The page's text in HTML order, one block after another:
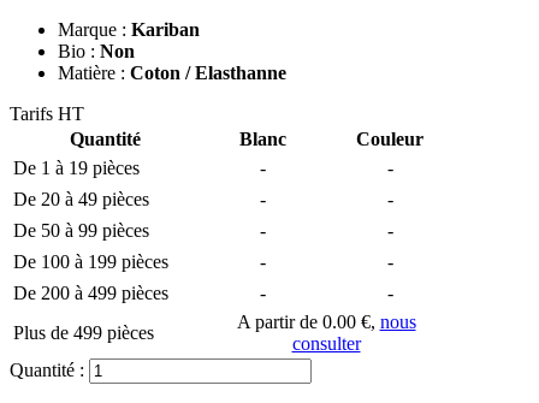
Marque : Kariban
Bio : Non
Matière : Coton / Elasthanne
Tarifs HT
Quantité
Blanc
Couleur
De 1 à 19 pièces
-
-
De 20 à 49 pièces
-
-
De 50 à 99 pièces
-
-
De 100 à 199 pièces
-
-
De 200 à 499 pièces
-
-
Plus de 499 pièces
A partir de 0.00 €, nous
consulter
Quantité :